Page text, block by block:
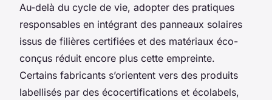
Au-delà du cycle de vie, adopter des pratiques
responsables en intégrant des panneaux solaires
issus de filières certifiées et des matériaux éco-
conçus réduit encore plus cette empreinte.
Certains fabricants s’orientent vers des produits
labellisés par des écocertifications et écolabels,